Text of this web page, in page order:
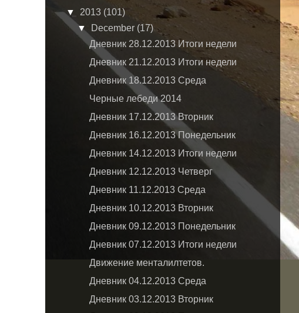
▼ 2013 (101)
▼
December (17)
Дневник 28.12.2013 Итоги недели
Дневник 21.12.2013 Итоги недели
Дневник 18.12.2013 Среда
Черные лебеди 2014
Дневник 17.12.2013 Вторник
Дневник 16.12.2013 Понедельник
Дневник 14.12.2013 Итоги недели
Дневник 12.12.2013 Четверг
Дневник 11.12.2013 Среда
Дневник 10.12.2013 Вторник
Дневник 09.12.2013 Понедельник
Дневник 07.12.2013 Итоги недели
Движение менталилтетов.
Дневник 04.12.2013 Среда
Дневник 03.12.2013 Вторник